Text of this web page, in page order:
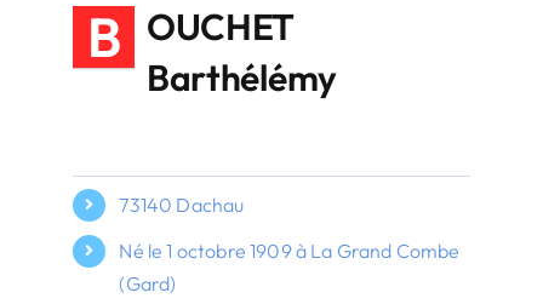
B
OUCHET
Barthélémy
73140 Dachau
Né le 1 octobre 1909 à La Grand Combe
(Gard)